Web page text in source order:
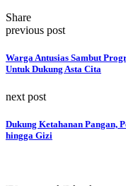
Share
previous post
Warga Antusias Sambut
Untuk Dukung Asta Cita
next post
Dukung Ketahanan Pangan,
hingga Gizi